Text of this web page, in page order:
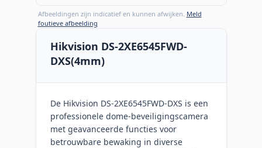
Afbeeldingen zijn indicatief en kunnen afwijken. Meld
foutieve afbeelding
Hikvision DS-2XE6545FWD-
DXS(4mm)
De Hikvision DS-2XE6545FWD-DXS is een
professionele dome-beveiligingscamera
met geavanceerde functies voor
betrouwbare bewaking in diverse